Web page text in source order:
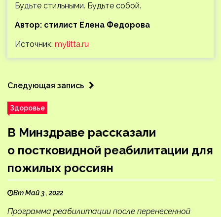
Будьте стильными. Будьте собой.
Автор: стилист Елена Федорова
Источник: mylitta.ru
Следующая запись
Здоровье
В Минздраве рассказали
о постковидной реабилитации для
пожилых россиян
Вт Май 3 , 2022
Программа реабилитации после перенесенной